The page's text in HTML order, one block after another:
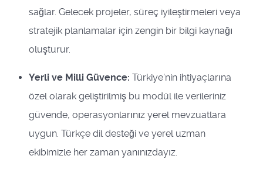
sağlar. Gelecek projeler, süreç iyileştirmeleri veya
stratejik planlamalar için zengin bir bilgi kaynağı
oluşturur.
Yerli ve Milli Güvence: Türkiye'nin ihtiyaçlarına
özel olarak geliştirilmiş bu modül ile verileriniz
güvende, operasyonlarınız yerel mevzuatlara
uygun. Türkçe dil desteği ve yerel uzman
ekibimizle her zaman yanınızdayız.